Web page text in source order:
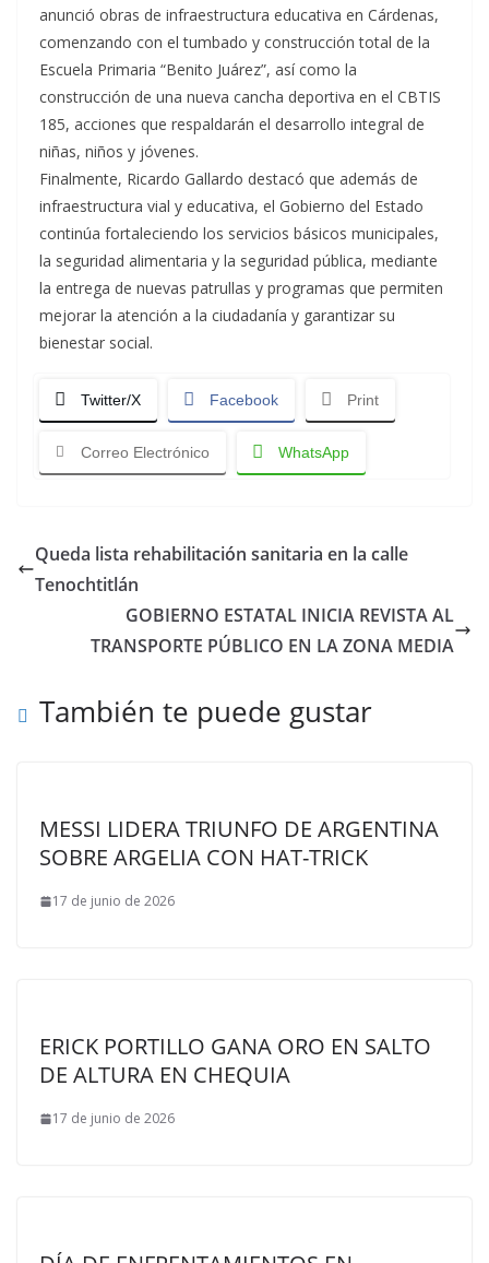
anunció obras de infraestructura educativa en Cárdenas,
comenzando con el tumbado y construcción total de la
Escuela Primaria “Benito Juárez”, así como la
construcción de una nueva cancha deportiva en el CBTIS
185, acciones que respaldarán el desarrollo integral de
niñas, niños y jóvenes.
Finalmente, Ricardo Gallardo destacó que además de
infraestructura vial y educativa, el Gobierno del Estado
continúa fortaleciendo los servicios básicos municipales,
la seguridad alimentaria y la seguridad pública, mediante
la entrega de nuevas patrullas y programas que permiten
mejorar la atención a la ciudadanía y garantizar su
bienestar social.
Twitter/X Facebook Print
Correo Electrónico WhatsApp
Queda lista rehabilitación sanitaria en la calle
Tenochtitlán
GOBIERNO ESTATAL INICIA REVISTA AL
TRANSPORTE PÚBLICO EN LA ZONA MEDIA
También te puede gustar
MESSI LIDERA TRIUNFO DE ARGENTINA
SOBRE ARGELIA CON HAT-TRICK
17 de junio de 2026
ERICK PORTILLO GANA ORO EN SALTO
DE ALTURA EN CHEQUIA
17 de junio de 2026